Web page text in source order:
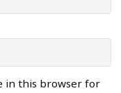
in this browser for